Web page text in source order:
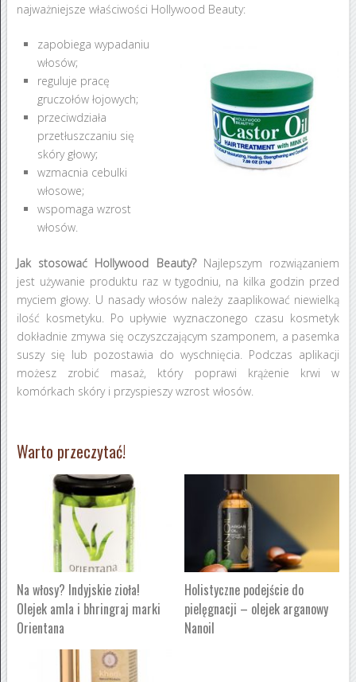
najważniejsze właściwości Hollywood Beauty:
zapobiega wypadaniu
włosów;
reguluje pracę
gruczołów łojowych;
przeciwdziała
przetłuszczaniu się
skóry głowy;
wzmacnia cebulki
włosowe;
wspomaga wzrost
włosów.
Jak stosować Hollywood Beauty?Najlepszym rozwiązaniem
jest używanie produktu raz w tygodniu, na kilka godzin przed
myciem głowy. U nasady włosów należy zaaplikować niewielką
ilość kosmetyku. Po upływie wyznaczonego czasu kosmetyk
dokładnie zmywa się oczyszczającym szamponem, a pasemka
suszy się lub pozostawia do wyschnięcia. Podczas aplikacji
możesz zrobić masaż, który poprawi krążenie krwi w
komórkach skóry i przyspieszy wzrost włosów.
Warto przeczytać!
Na włosy? Indyjskie zioła!
Olejek amla i bhringraj marki
Orientana
Holistyczne podejście do
pielęgnacji – olejek arganowy
Nanoil